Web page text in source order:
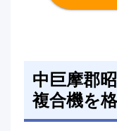
中巨摩郡
複合機を